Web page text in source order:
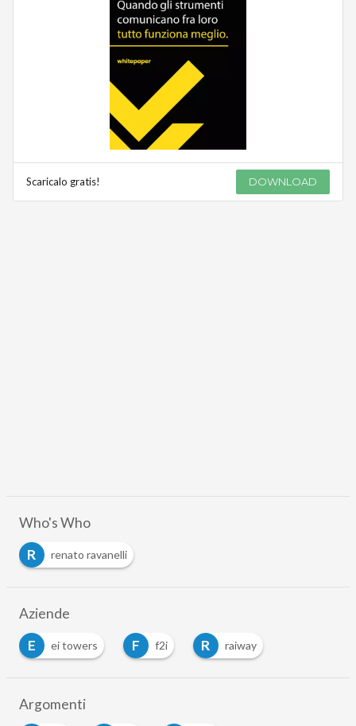
Scaricalo gratis! DOWNLOAD
Who's Who
R
renato ravanelli
Aziende
E
ei towers F f2i R raiway
Argomenti